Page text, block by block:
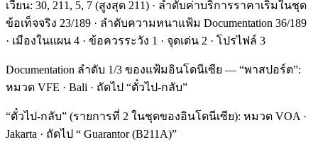
เวียน: 30, 211, 5, 7 (สูงสุด 211) · ลำดับค่าบริการราคาเริ่มในชุด
ข้อเท็จจริง 23/189 · ลำดับความหนาแฟ้ม Documentation 36/189
· เมืองในแผน 4 · ข้อควรระวัง 1 · จุดเด่น 2 · โปรไฟล์ 3
Documentation ลำดับ 1/3 ของแฟ้มอินโดนีเซีย — “พาสปอร์ต”:
หมวด VFE · Bali · ถัดไป “ตั๋วไป-กลับ”
“ตั๋วไป-กลับ” (รายการที่ 2 ในชุดของอินโดนีเซีย): หมวด VOA ·
Jakarta · ถัดไป “ Guarantor (B211A)”